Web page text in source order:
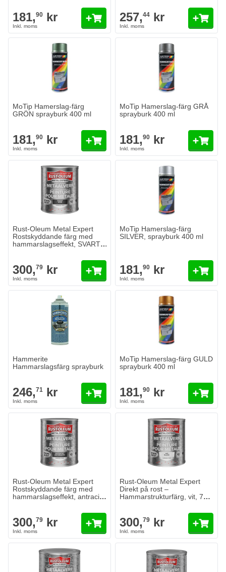
181,90 kr 257,44 kr
MoTip Hamerslag-färg
GRÖN sprayburk 400 ml
181,90 kr
MoTip Hamerslag-färg GRÅ
sprayburk 400 ml
181,90 kr
Rust-Oleum Metal Expert
Rostskyddande färg med
hammarslagseffekt, SVART,
300,79 kr
MoTip Hamerslag-färg
SILVER, sprayburk 400 ml
181,90 kr
Hammerite Hammarslagsfärg sprayburk
Config Color
kr
Hammerite
Hammarslagsfärg sprayburk
246,71 kr
MoTip Hamerslag-färg GULD
sprayburk 400 ml
181,90 kr
Rust-Oleum Metal Expert
Rostskyddande färg med
hammarslagseffekt, antracit,
300,79 kr
Rust-Oleum Metal Expert
Direkt på rost –
Hammarstrukturfärg, vit, 750
300,79 kr